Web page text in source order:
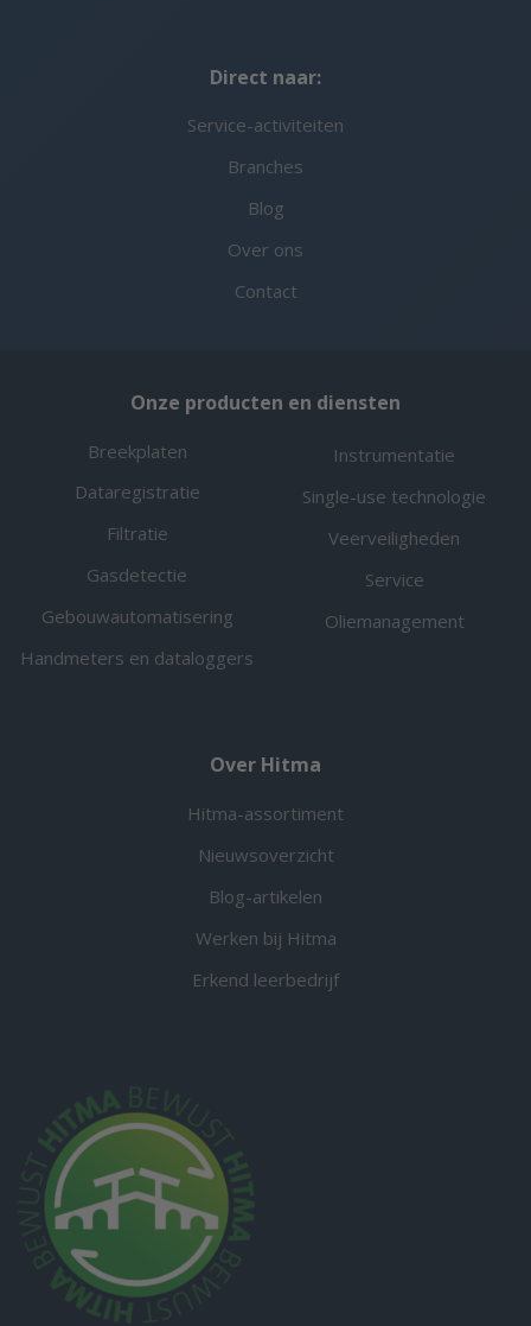
Direct naar:
Service-activiteiten
Branches
Blog
Over ons
Contact
Onze producten en diensten
Breekplaten
Dataregistratie
Filtratie
Gasdetectie
Gebouwautomatisering
Handmeters en dataloggers
Instrumentatie
Single-use technologie
Veerveiligheden
Service
Oliemanagement
Over Hitma
Hitma-assortiment
Nieuwsoverzicht
Blog-artikelen
Werken bij Hitma
Erkend leerbedrijf